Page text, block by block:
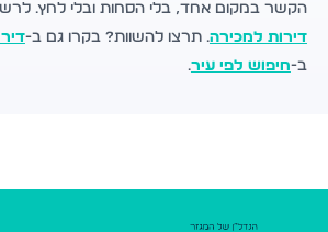
הקשר במקום אחד, בלי הסחות ובלי לחץ.
דירות למכירה. תרצו להשוות? בקרו גם ב-
ב-חיפוש לפי עיר.